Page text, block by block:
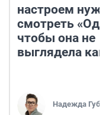
настроем
смотреть
чтобы она не
выглядела как
Надежда